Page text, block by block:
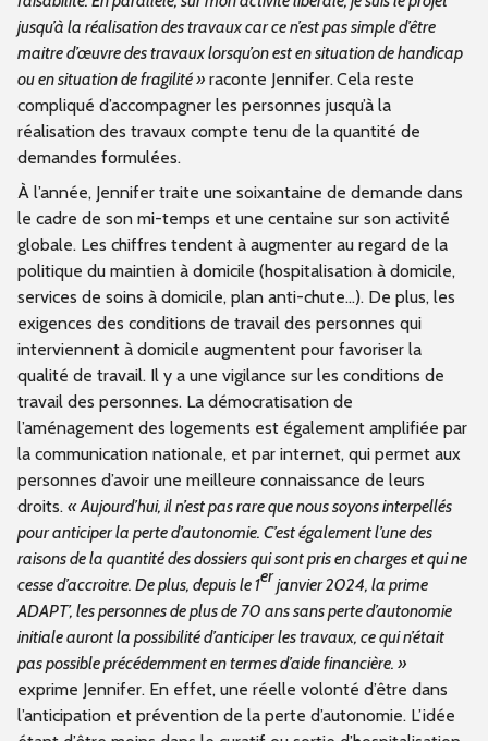
jusqu’à la réalisation des travaux car ce n’est pas simple d’être
maitre d’œuvre des travaux lorsqu’on est en situation de handicap
ou en situation de fragilité » raconte Jennifer.Cela reste
compliqué d’accompagner les personnes jusqu’à la
réalisation des travaux compte tenu de la quantité de
demandes formulées.
À l’année, Jennifer traite une soixantaine de demande dans
le cadre de son mi-temps et une centaine sur son activité
globale. Les chiffres tendent à augmenter au regard de la
politique du maintien à domicile (hospitalisation à domicile,
services de soins à domicile, plan anti-chute…). De plus, les
exigences des conditions de travail des personnes qui
interviennent à domicile augmentent pour favoriser la
qualité de travail. Il y a une vigilance sur les conditions de
travail des personnes. La démocratisation de
l’aménagement des logements est également amplifiée par
la communication nationale, et par internet, qui permet aux
personnes d’avoir une meilleure connaissance de leurs
droits. « Aujourd’hui, il n’est pas rare que nous soyons interpellés
pour anticiper la perte d’autonomie. C’est également l’une des
raisons de la quantité des dossiers qui sont pris en charges et qui ne
cesse d’accroitre. De plus, depuis le 1erjanvier 2024, la prime
ADAPT’, les personnes de plus de 70 ans sans perte d’autonomie
initiale auront la possibilité d’anticiper les travaux, ce qui n’était
pas possible précédemment en termes d’aide financière. »
exprime Jennifer. En effet, une réelle volonté d’être dans
l’anticipation et prévention de la perte d’autonomie. L’idée